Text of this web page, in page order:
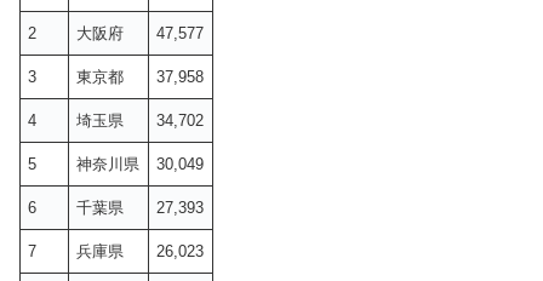
2 大阪府 47,577
3 東京都 37,958
4 埼玉県 34,702
5 神奈川県 30,049
6 千葉県 27,393
7 兵庫県 26,023